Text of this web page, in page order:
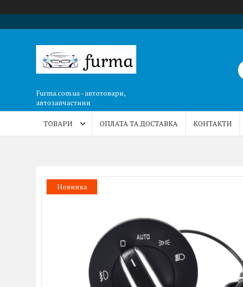
Furma.com.ua - автотовари,
автозапчастини
ТОВАРИ ОПЛАТА ТА ДОСТАВКА КОНТАКТИ
Новинка